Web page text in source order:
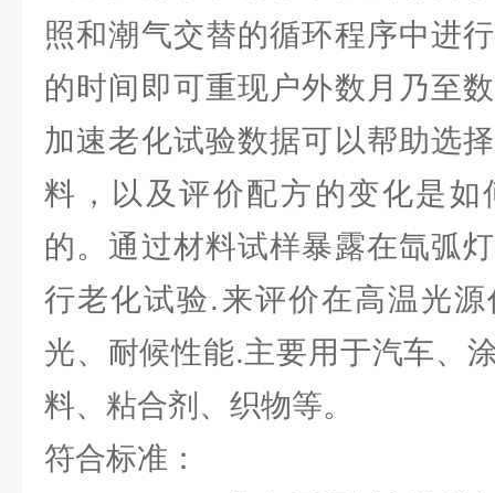
照和潮气交替的循环程序中进
的时间即可重现户外数月乃至
加速老化试验数据可以帮助选
料，以及评价配方的变化是如
的。通过材料试样暴露在氙弧
行老化试验.来评价在高温光
光、耐候性能.主要用于汽车、
料、粘合剂、织物等。
符合标准：